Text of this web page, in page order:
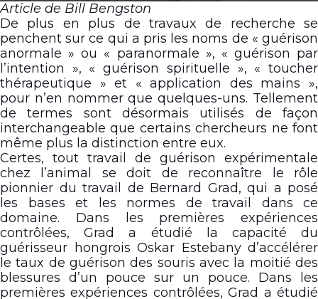
Article de Bill Bengston
De plus en plus de travaux de recherche se
penchent sur ce qui a pris les noms de « guérison
anormale » ou « paranormale », « guérison par
l’intention », « guérison spirituelle », « toucher
thérapeutique » et « application des mains »,
pour n’en nommer que quelques-uns. Tellement
de termes sont désormais utilisés de façon
interchangeable que certains chercheurs ne font
même plus la distinction entre eux.
Certes, tout travail de guérison expérimentale
chez l’animal se doit de reconnaître le rôle
pionnier du travail de Bernard Grad, qui a posé
les bases et les normes de travail dans ce
domaine. Dans les premières expériences
contrôlées, Grad a étudié la capacité du
guérisseur hongrois Oskar Estebany d’accélérer
le taux de guérison des souris avec la moitié des
blessures d’un pouce sur un pouce. Dans les
premières expériences contrôlées, Grad a étudié